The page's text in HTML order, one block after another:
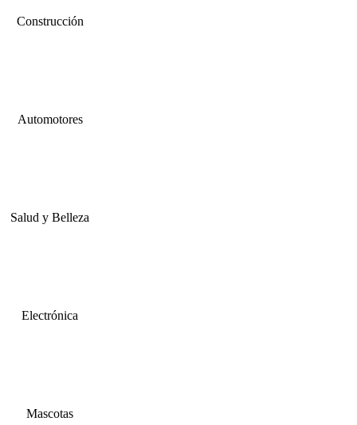
Construcción
Automotores
Salud y Belleza
Electrónica
Mascotas